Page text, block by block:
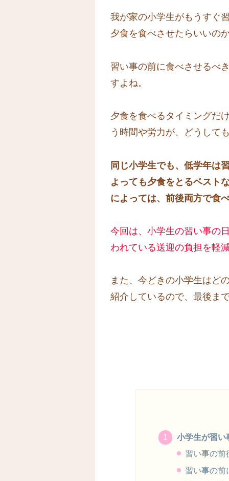
我が家の小学生がもうすぐ
夕食を食べさせたらいいの
習い事の前に食べさせるべ
すよね。
夕食を食べるタイミングだ
う時間や労力が、どうして
同じ小学生でも、低学年は
よっても夕食をとるベスト
によっては、前後両方で食
今回は、小学生の習い事の
われている送迎の負担を軽
また、今どきの小学生はど
紹介しているので、最後ま
小学生が習い
習い事の前
習い事の前